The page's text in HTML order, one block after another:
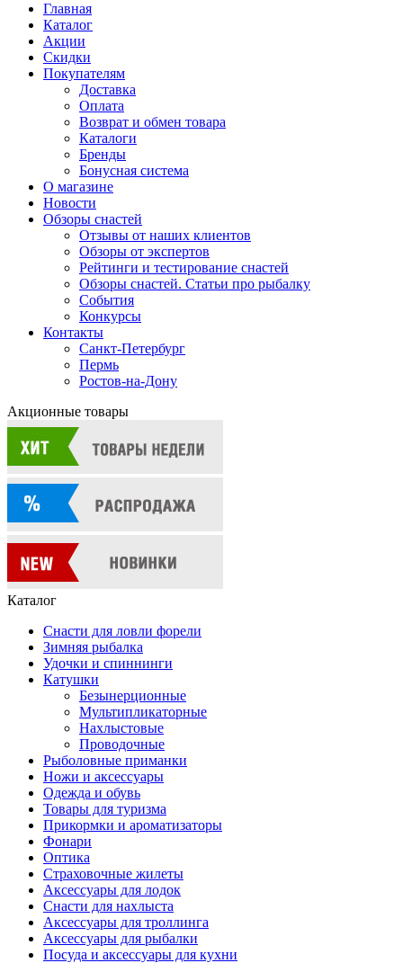
Главная
Каталог
Акции
Скидки
Покупателям
Доставка
Оплата
Возврат и обмен товара
Каталоги
Бренды
Бонусная система
О магазине
Новости
Обзоры снастей
Отзывы от наших клиентов
Обзоры от экспертов
Рейтинги и тестирование снастей
Обзоры снастей. Статьи про рыбалку
События
Конкурсы
Контакты
Санкт-Петербург
Пермь
Ростов-на-Дону
Акционные товары
Каталог
Снасти для ловли форели
Зимняя рыбалка
Удочки и спиннинги
Катушки
Безынерционные
Мультипликаторные
Нахлыстовые
Проводочные
Рыболовные приманки
Ножи и аксессуары
Одежда и обувь
Товары для туризма
Прикормки и ароматизаторы
Фонари
Оптика
Страховочные жилеты
Аксессуары для лодок
Снасти для нахлыста
Аксессуары для троллинга
Аксессуары для рыбалки
Посуда и аксессуары для кухни